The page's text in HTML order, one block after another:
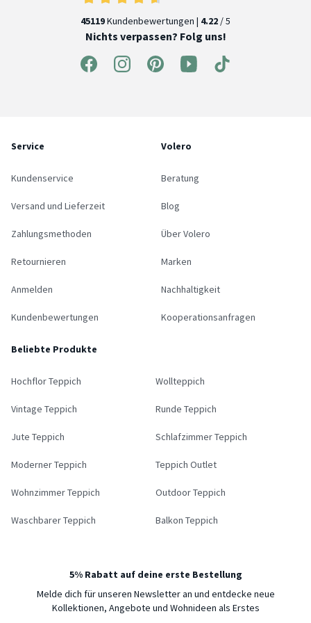
45119Kundenbewertungen | 4.22 / 5
Nichts verpassen? Folg uns!
Service
Kundenservice
Versand und Lieferzeit
Zahlungsmethoden
Retournieren
Anmelden
Kundenbewertungen
Volero
Beratung
Blog
Über Volero
Marken
Nachhaltigkeit
Kooperationsanfragen
Beliebte Produkte
Hochflor Teppich Wollteppich
Vintage Teppich Runde Teppich
Jute Teppich Schlafzimmer Teppich
Moderner Teppich Teppich Outlet
Wohnzimmer Teppich Outdoor Teppich
Waschbarer Teppich Balkon Teppich
5% Rabatt auf deine erste Bestellung
Melde dich für unseren Newsletter an und entdecke neue
Kollektionen, Angebote und Wohnideen als Erstes